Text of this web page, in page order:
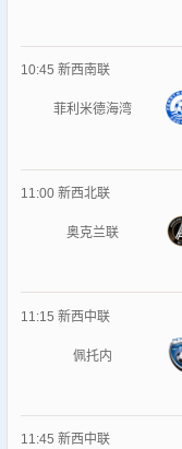
10:45 新西南联
菲利米德海湾
11:00 新西北联
奥克兰联
11:15 新西中联
佩托内
11:45 新西中联